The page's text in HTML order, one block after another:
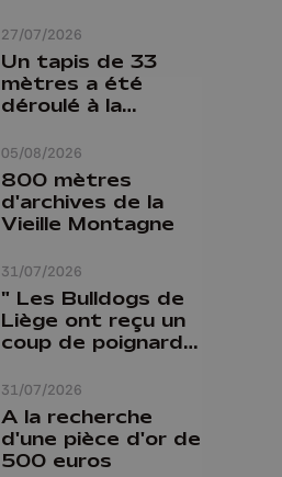
27/07/2026
province de Liège :
"Un citoyen qui
n'est formé ne
peut pas nous
aider"
05/08/2026
Un tapis de 33
mètres a été
déroulé à la
Liège
31/07/2026
800 mètres
d'archives de la
Vieille Montagne
31/07/2026
" Les Bulldogs de
Liège ont reçu un
coup de poignard
A la recherche
d'une pièce d'or de
500 euros